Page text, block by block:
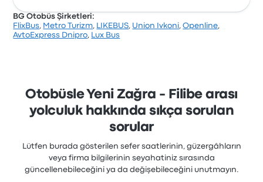
BG Otobüs Şirketleri:
FlixBus, Metro Turizm, LIKEBUS, Union Ivkoni,Openline,
AvtoExpress Dnipro, Lux Bus
Otobüsle Yeni Zağra - Filibe arası
yolculuk hakkında sıkça sorulan
sorular
Lütfen burada gösterilen sefer saatlerinin, güzergâhların
veya firma bilgilerinin seyahatiniz sırasında
güncellenebileceğini ya da değişebileceğini unutmayın.